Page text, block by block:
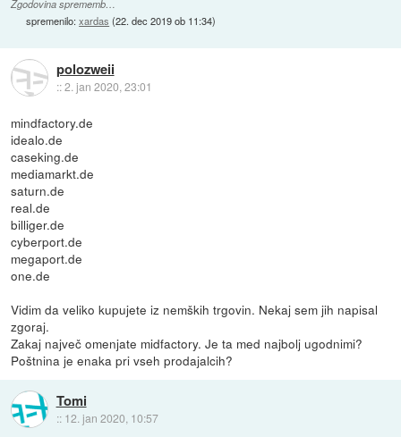
Zgodovina sprememb…
spremenilo:xardas (22. dec 2019 ob 11:34)
polozweii
::2. jan 2020, 23:01
mindfactory.de
idealo.de
caseking.de
mediamarkt.de
saturn.de
real.de
billiger.de
cyberport.de
megaport.de
one.de
Vidim da veliko kupujete iz nemških trgovin. Nekaj sem jih napisal
zgoraj.
Zakaj največ omenjate midfactory. Je ta med najbolj ugodnimi?
Poštnina je enaka pri vseh prodajalcih?
Tomi
:: 12. jan 2020, 10:57